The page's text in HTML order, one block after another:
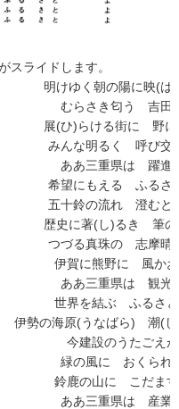
スライドします。
明けゆく朝の陽に映(は
むらさき匂う 吉田
展(ひ)らける街に 野に
みんな明るく 呼び交
ああ三重県は 躍進
希望にもえる ふるさ
五十鈴の流れ 澄むと
歴史に著(し)るき 筆の
つづる真珠の 志摩晴
伊賀に熊野に 風か
ああ三重県は 観光
世界を結ぶ ふるさ
伊勢の海原(うなばら) 潮(し
今建設のうたごえが
緑の風に おくられ
鈴鹿の山に こだま
ああ三重県は 産業